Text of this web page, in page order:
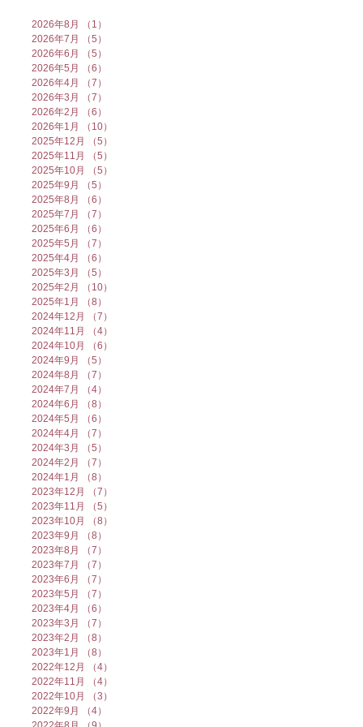
2026年8月 （1）
2026年7月
（5）
2026年6月
（5）
2026年5月
（6）
2026年4月
（7）
2026年3月
（7）
2026年2月
（6）
2026年1月
（10）
2025年12月
（5）
2025年11月
（5）
2025年10月
（5）
2025年9月
（5）
2025年8月
（6）
2025年7月
（7）
2025年6月
（6）
2025年5月
（7）
2025年4月
（6）
2025年3月
（5）
2025年2月
（10）
2025年1月
（8）
2024年12月
（7）
2024年11月
（4）
2024年10月
（6）
2024年9月
（5）
2024年8月
（7）
2024年7月
（4）
2024年6月
（8）
2024年5月
（6）
2024年4月
（7）
2024年3月
（5）
2024年2月
（7）
2024年1月
（8）
2023年12月
（7）
2023年11月
（5）
2023年10月
（8）
2023年9月
（8）
2023年8月
（7）
2023年7月
（7）
2023年6月
（7）
2023年5月
（7）
2023年4月
（6）
2023年3月
（7）
2023年2月
（8）
2023年1月
（8）
2022年12月
（4）
2022年11月
（4）
2022年10月
（3）
2022年9月
（4）